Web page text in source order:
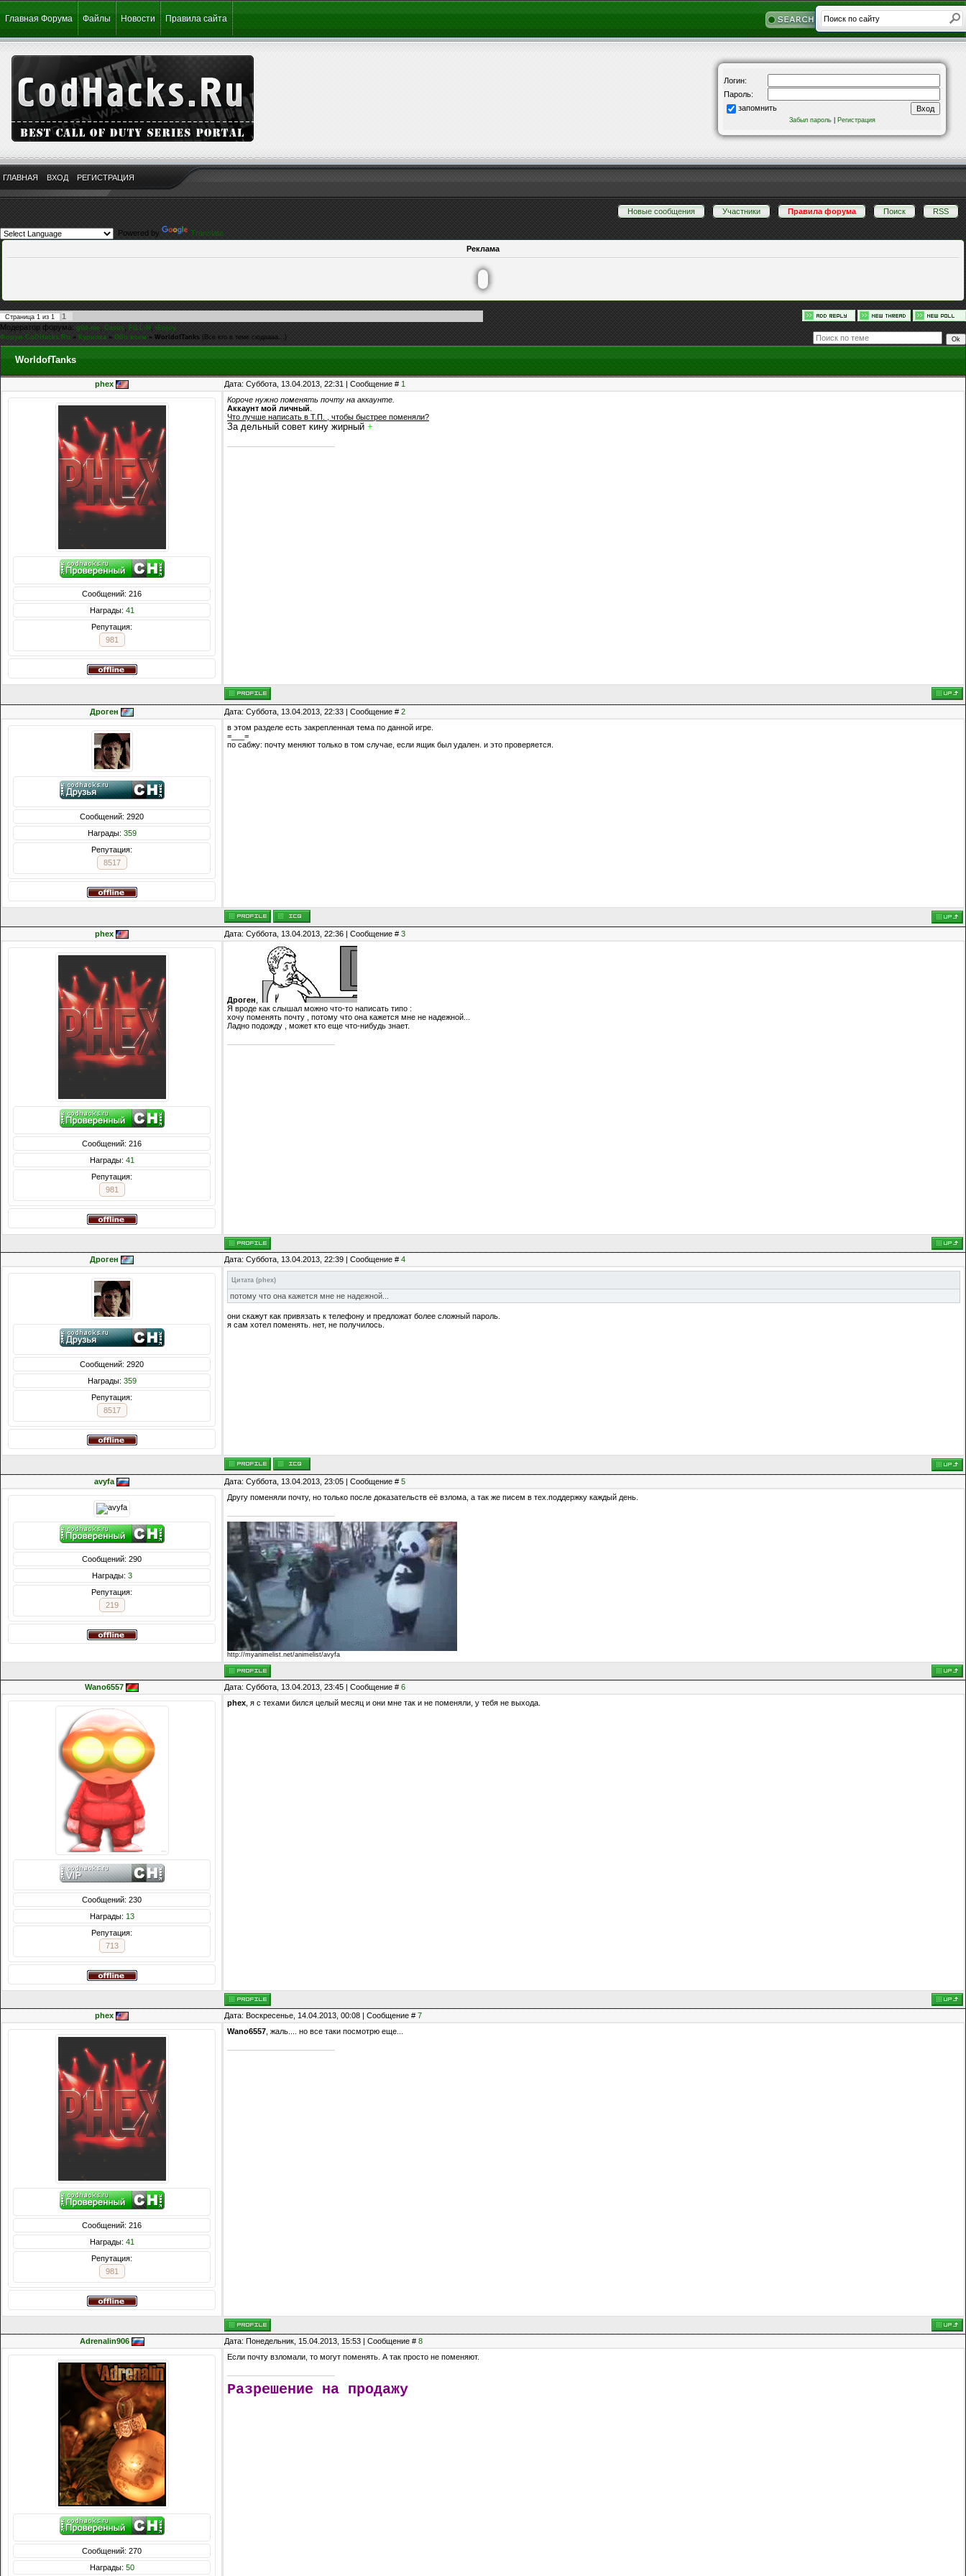
Главная Форума Файлы Новости Правила сайта
ГЛАВНАЯ ВХОД РЕГИСТРАЦИЯ
Логин:
Пароль:
запомнить
Забыл пароль| Регистрация
Новые сообщения · Участники · Правила форума · Поиск · RSS
Powered by
Translate
Реклама
Страница 1 из 1
1
Модератор форума:g0d-me,Casus, FiLLiN,iEnjoy
Форум CoDHacks.Ru » Курилка » Обо всем » WorldofTanks (Все кто в теме сюдаааа...)
WorldofTanks
phex Дата: Суббота, 13.04.2013, 22:31 | Сообщение # 1
Сообщений: 216
Награды: 41
Репутация:
981
Короче нужно поменять почту на аккаунте.
Аккаунт мой личный
Что лучше написать в Т.П. , чтобы быстрее поменяли?
За дельный совет кину жирный +
Дроген Дата: Суббота, 13.04.2013, 22:33 | Сообщение # 2
Сообщений: 2920
Награды: 359
Репутация:
8517
в этом разделе есть закрепленная тема по данной игре.
=___=
по сабжу: почту меняют только в том случае, если ящик был удален. и это проверяется.
phex Дата: Суббота, 13.04.2013, 22:36 | Сообщение # 3
Сообщений: 216
Награды: 41
Репутация:
981
Дроген
Я вроде как слышал можно что-то написать типо :
хочу поменять почту , потому что она кажется мне не надежной...
Ладно подожду , может кто еще что-нибудь знает.
Дроген Дата: Суббота, 13.04.2013, 22:39 | Сообщение # 4
Сообщений: 2920
Награды: 359
Репутация:
8517
Цитата (phex)
потому что она кажется мне не надежной...
они скажут как привязать к телефону и предложат более сложный пароль.
я сам хотел поменять. нет, не получилось.
avyfa Дата: Суббота, 13.04.2013, 23:05 | Сообщение # 5
Сообщений: 290
Награды: 3
Репутация:
219
Другу поменяли почту, но только после доказательств её взлома, а так же писем в тех.поддержку каждый день.
http://myanimelist.net/animelist/avyfa
Wano6557 Дата: Суббота, 13.04.2013, 23:45 | Сообщение # 6
Сообщений: 230
Награды: 13
Репутация:
713
phex , я с техами бился целый месяц и они мне так и не поменяли, у тебя не выхода.
phex Дата: Воскресенье, 14.04.2013, 00:08 | Сообщение # 7
Сообщений: 216
Награды: 41
Репутация:
981
Wano6557 , жаль.... но все таки посмотрю еще...
Adrenalin906 Дата: Понедельник, 15.04.2013, 15:53 | Сообщение # 8
Сообщений: 270
Награды: 50
Если почту взломали, то могут поменять. А так просто не поменяют.
Разрешение на продажу